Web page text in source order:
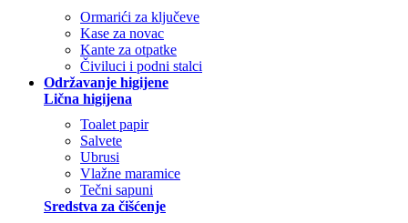
Ormarići za ključeve
Kase za novac
Kante za otpatke
Čiviluci i podni stalci
Održavanje higijene
Lična higijena
Toalet papir
Salvete
Ubrusi
Vlažne maramice
Tečni sapuni
Sredstva za čišćenje